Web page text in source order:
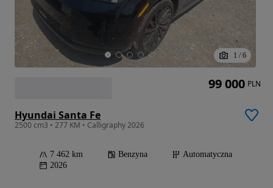
1 / 6
Hyundai Santa Fe
2500 cm3 • 277 KM • Calligraphy 2026
7 462 km Benzyna
Automatyczna
2026
99 000 PLN